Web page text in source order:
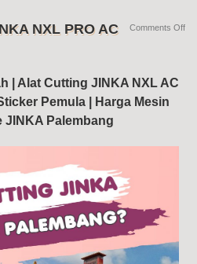
NXL PRO AC
| Alat Cutting JINKA NXL AC
Pemula | Harga Mesin
JINKA Palembang
Comments Offon